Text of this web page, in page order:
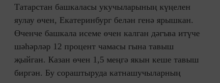
Татарстан башкаласы укучыларының күңелен
яулау өчен, Екатеринбург белән генә ярышкан.
Өченче башкала исеме өчен калган дәгъва итүче
шәһәрләр 12 процент чамасы гына тавыш
җыйган. Казан өчен 1,5 меңгә якын кеше тавыш
биргән. Бу сораштыруда катнашучыларның